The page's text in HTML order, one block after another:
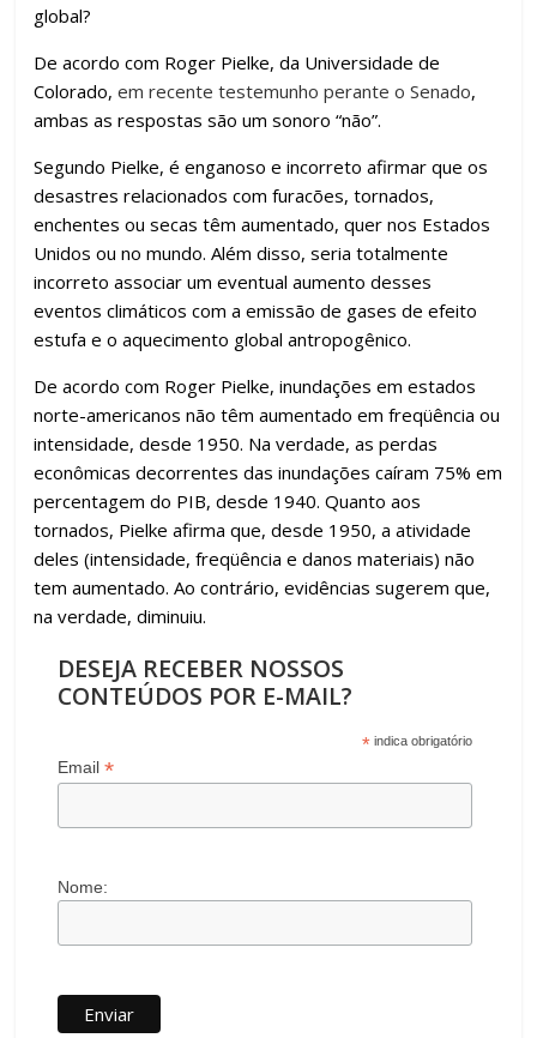
global?
De acordo com Roger Pielke, da Universidade de
Colorado,em recente testemunho perante o Senado,
ambas as respostas são um sonoro “não”.
Segundo Pielke, é enganoso e incorreto afirmar que os
desastres relacionados com furacões, tornados,
enchentes ou secas têm aumentado, quer nos Estados
Unidos ou no mundo. Além disso, seria totalmente
incorreto associar um eventual aumento desses
eventos climáticos com a emissão de gases de efeito
estufa e o aquecimento global antropogênico.
De acordo com Roger Pielke, inundações em estados
norte-americanos não têm aumentado em freqüência ou
intensidade, desde 1950. Na verdade, as perdas
econômicas decorrentes das inundações caíram 75% em
percentagem do PIB, desde 1940. Quanto aos
tornados, Pielke afirma que, desde 1950, a atividade
deles (intensidade, freqüência e danos materiais) não
tem aumentado. Ao contrário, evidências sugerem que,
na verdade, diminuiu.
DESEJA RECEBER NOSSOS
CONTEÚDOS POR E-MAIL?
* indica obrigatório
Email*
Nome: